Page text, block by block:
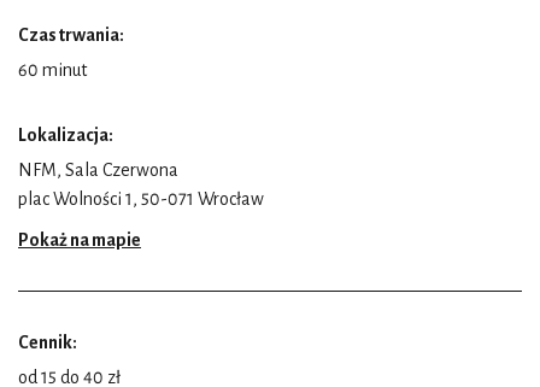
Czas trwania:
60 minut
Lokalizacja:
NFM, Sala Czerwona
plac Wolności 1, 50-071 Wrocław
Pokaż na mapie
Cennik:
od 15 do 40 zł